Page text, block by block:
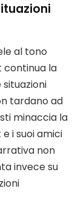
al tono
continua la
tardano ad
minaccia la
i suoi amici
non
invece su